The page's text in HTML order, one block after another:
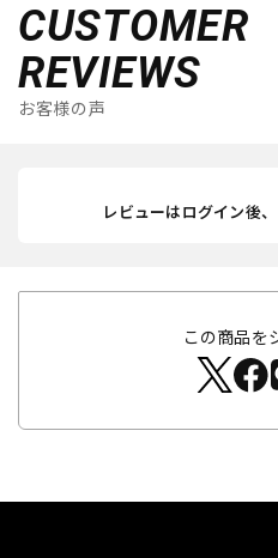
CUSTOMER
REVIEWS
お客様の声
レビューはログイン後
この商品を